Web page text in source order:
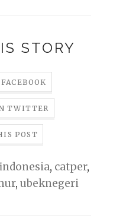
STORY
TWITTER
POST
, catper,
, ubeknegeri